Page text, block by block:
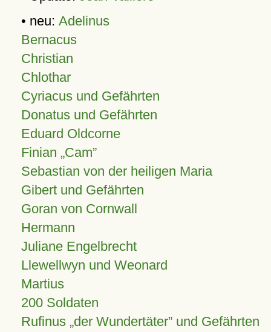
• neu: Adelinus
Bernacus
Christian
Chlothar
Cyriacus und Gefährten
Donatus und Gefährten
Eduard Oldcorne
Finian Cam
Sebastian von der heiligen Maria
Gibert und Gefährten
Goran von Cornwall
Hermann
Juliane Engelbrecht
Llewellwyn und Weonard
Martius
200 Soldaten
Rufinus „der Wundertäter” und Gefährten